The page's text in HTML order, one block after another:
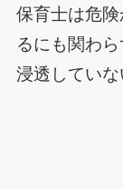
保育士は危
るにも関わ
浸透していな